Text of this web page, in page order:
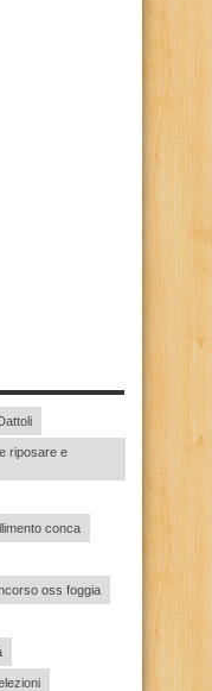
riposare e
conca
oss foggia